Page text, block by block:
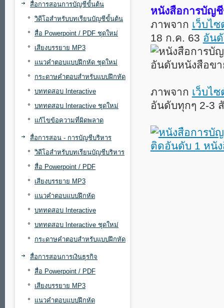
สื่อการสอนการบัญชีขั้นต้น
วิดีโอสำหรับบทเรียนบัญชีขั้นต้น
สื่อ Powerpoint / PDF ชุดใหม่
เสียงบรรยาย MP3
แนวคำตอบแบบฝึกหัด ชุดใหม่
กระดาษคำตอบสำหรับแบบฝึกหัด
บททดสอบ Interactive
บททดสอบ Interactive ชุดใหม่
แก้ไขข้อความที่ผิดพลาด
สื่อการสอน - การบัญชีบริหาร
วิดีโอสำหรับบทเรียนบัญชีบริหาร
สื่อ Powerpoint / PDF
เสียงบรรยาย MP3
แนวคำตอบแบบฝึกหัด
บททดสอบ Interactive
บททดสอบ Interactive ชุดใหม่
กระดาษคำตอบสำหรับแบบฝึกหัด
สื่อการสอนการเงินธุรกิจ
สื่อ Powerpoint / PDF
เสียงบรรยาย MP3
แนวคำตอบแบบฝึกหัด
หนังสือการบัญชี
ภาพจาก เว็บไ
18 ก.ค. 63 อัน
ภาพจาก เว็บไ
อันดับทุกๆ 2-3